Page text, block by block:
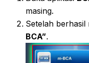
masing.
Setelah
BCA”.